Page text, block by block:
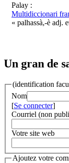
Palay :
Multidiccionari
« palhassà,-è adj.
Un gran de
(identification
Nom
[Se connecter]
Courriel (non
Votre site web
Ajoutez votre